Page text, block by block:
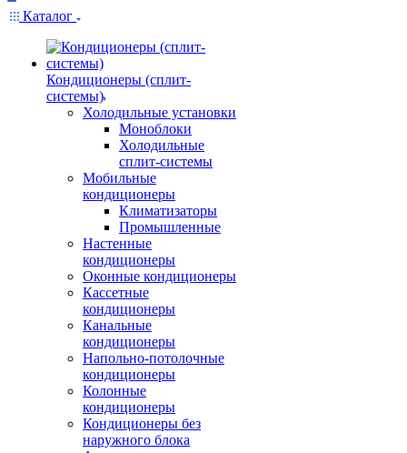
Каталог
Кондиционеры (сплит-
системы)
Холодильные установки
Моноблоки
Холодильные
сплит-системы
Мобильные
кондиционеры
Климатизаторы
Промышленные
Настенные
кондиционеры
Оконные кондиционеры
Кассетные
кондиционеры
Канальные
кондиционеры
Напольно-потолочные
кондиционеры
Колонные
кондиционеры
Кондиционеры без
наружного блока